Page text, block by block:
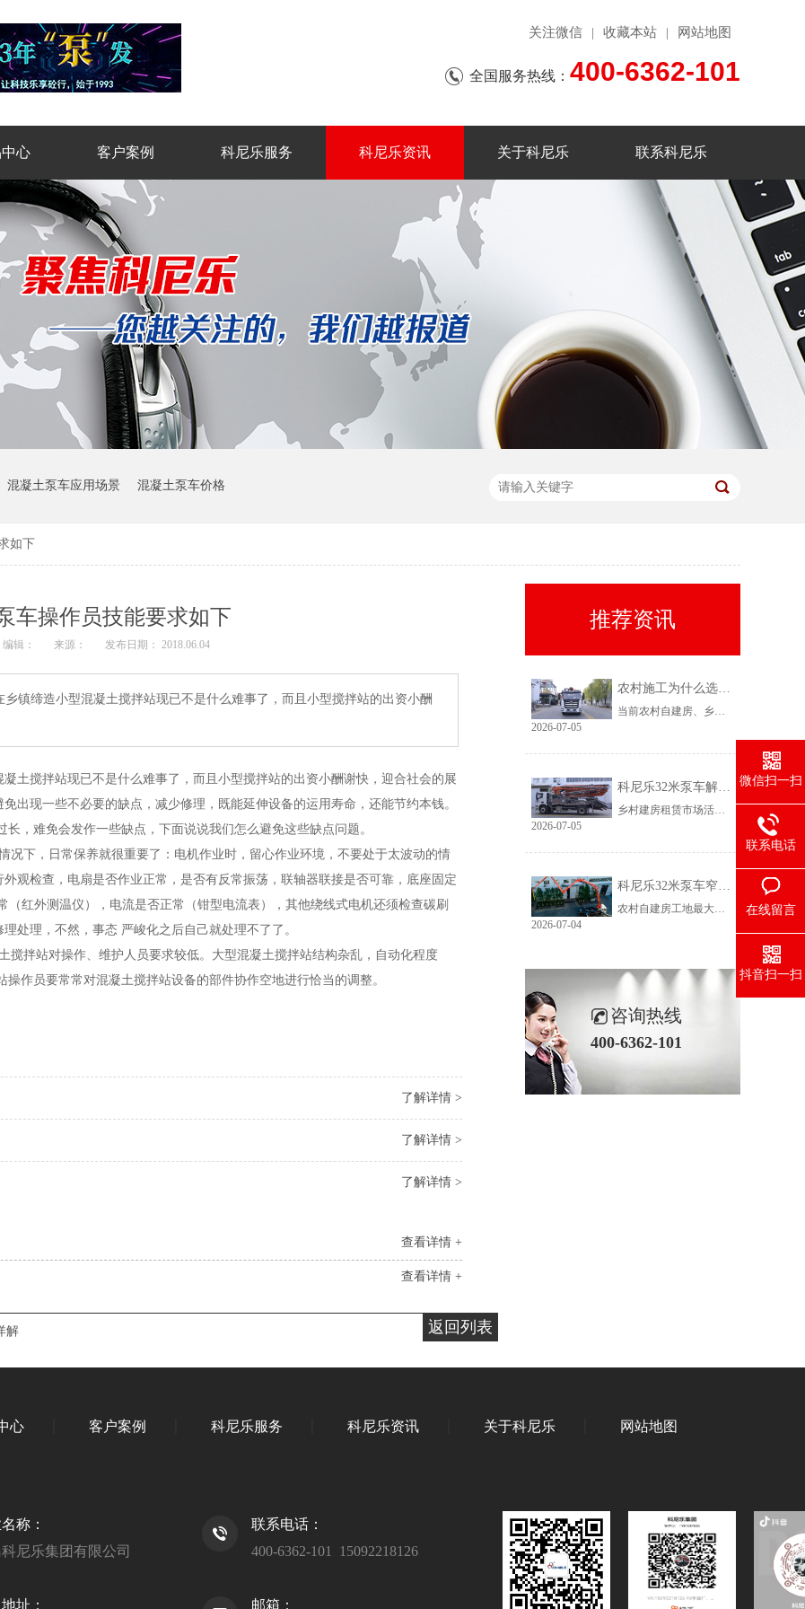
关注微信 收藏本站 网站地图
全国服务热线： 400-6362-101
心 客户案例 科尼乐服务 科尼乐资讯 关于科尼乐 联系科尼乐
混凝土泵车应用场景 混凝土泵车价格
如下
车操作员技能要求如下
编辑： 来源： 发布日期： 2018.06.04
缔造小型混凝土搅拌站现已不是什么难事了，而且小型搅拌站的出资小酬
搅拌站现已不是什么难事了，而且小型搅拌站的出资小酬谢快，迎合社会的展
出现一些不必要的缺点，减少修理，既能延伸设备的运用寿命，还能节约本钱。
，难免会发作一些缺点，下面说说我们怎么避免这些缺点问题。
下，日常保养就很重要了：电机作业时，留心作业环境，不要处于太波动的情
观检查，电扇是否作业正常，是否有反常振荡，联轴器联接是否可靠，底座固定
红外测温仪），电流是否正常（钳型电流表），其他绕线式电机还须检查碳刷
处理，不然，事态 严峻化之后自己就处理不了了。
搅拌站对操作、维护人员要求较低。大型混凝土搅拌站结构杂乱，自动化程度
作员要常常对混凝土搅拌站设备的部件协作空地进行恰当的调整。
了解详情 >
了解详情 >
了解详情 >
查看详情 +
查看详情 +
返回列表
解
推荐资讯
农村施工为什么选择科尼乐32米泵车
当前农村自建房、乡镇小型基建需求持续上涨，乡镇泵车租赁需求稳定、回款快，是很多租赁老板的核心盈利市场。但农村工况复杂、场地受限、料况不稳定，传统大机型进场难、闲置高，杂牌小机型配置缩水、故障多、运维贵。综合工况适配性、稳定性、性价比来看，科尼乐32米泵车凭借均衡的参数配置和乡镇专属性能，成为农村施工的黄金主力机型。
2026-07-05
科尼乐32米泵车解决乡村窄巷通行难题
乡村建房租赁市场活源充足，但普遍存在路况差、场地窄、就位难等问题。传统大臂架泵车车身宽、轴距长、支腿占用空间大，受限于乡村路况，大量乡镇工地无法进场施工，导致很多租赁老板明明有活却接不到，严重限制接单范围与全年收益。科尼乐32米泵车从结构层面专项优化，彻底破解乡村窄巷通行、就位、施工三大痛点。
2026-07-05
科尼乐32米泵车窄巷施工优势解析
农村自建房工地最大的特点就是空间受限，巷道窄、院落小、障碍物多。市面上多数常规泵车车身尺寸大、支腿跨度宽，往往出现能进村、进不了院、进院不能施工的尴尬情况，最后只能人工接管浇筑，施工慢、人工贵、甲方满意度低。想要拿下乡镇窄场活源，设备的窄巷适配能力是关键，科尼乐32米泵车针对性优化狭小场地性能，完美适配农村复杂工况。
2026-07-04
咨询热线
400-6362-101
心 客户案例 科尼乐服务 科尼乐资讯 关于科尼乐 网站地图
称：
尼乐集团有限公司
联系电话：
400-6362-101 15092218126
址： 邮箱：
微信扫一扫
联系电话
在线留言
抖音扫一扫